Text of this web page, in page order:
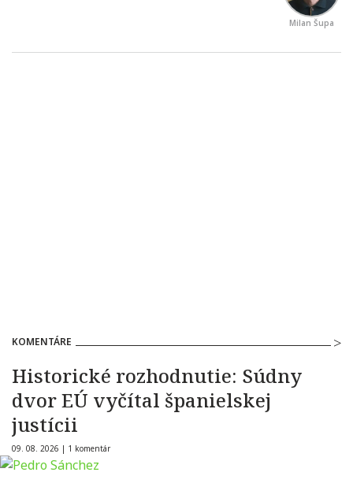
Milan Šupa
KOMENTÁRE
Historické rozhodnutie: Súdny
dvor EÚ vyčítal španielskej
justícii
09. 08. 2026 | 1 komentár